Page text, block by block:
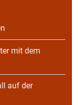
mit dem
auf der